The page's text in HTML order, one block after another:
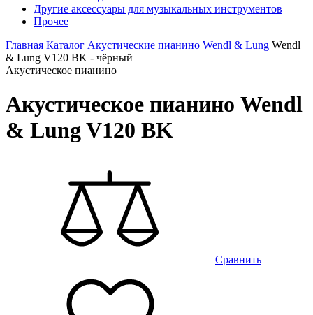
Другие аксессуары для музыкальных инструментов
Прочее
Главная Каталог Акустические пианино Wendl & Lung Wendl
& Lung V120 BK - чёрный
Акустическое пианино
Акустическое пианино Wendl
& Lung V120 BK
Сравнить